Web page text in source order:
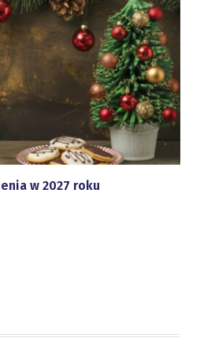
w 2027 roku